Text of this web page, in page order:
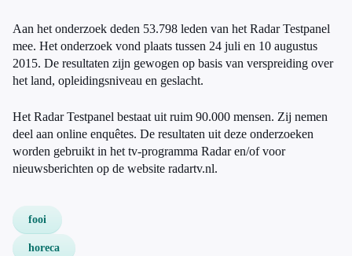
Aan het onderzoek deden 53.798 leden van het Radar Testpanel
mee. Het onderzoek vond plaats tussen 24 juli en 10 augustus
2015. De resultaten zijn gewogen op basis van verspreiding over
het land, opleidingsniveau en geslacht.
Het Radar Testpanel bestaat uit ruim 90.000 mensen. Zij nemen
deel aan online enquêtes. De resultaten uit deze onderzoeken
worden gebruikt in het tv-programma Radar en/of voor
nieuwsberichten op de website radartv.nl.
fooi
horeca